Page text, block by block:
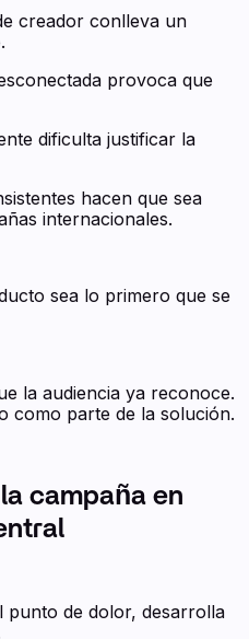
conlleva un
provoca que
dificulta justificar la
hacen que sea
internacionales.
sea lo primero que se
la audiencia ya reconoce.
como parte de la solución.
campaña en
punto de dolor, desarrolla